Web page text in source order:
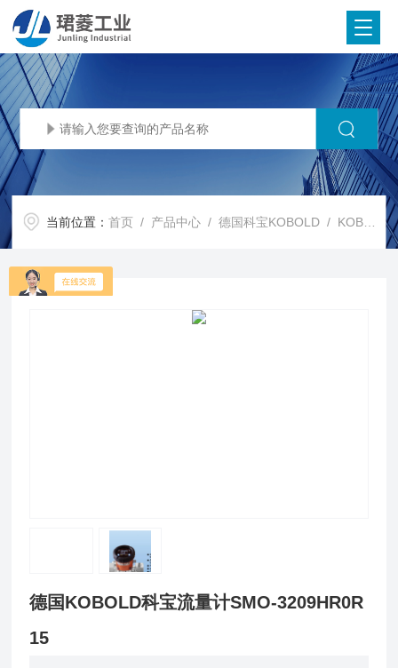
当前位置：首页 / 产品中心 /德国科宝KOBOLD / KOBOLD流量计
德国KOBOLD科宝流量计SMO-3209HR0R
15